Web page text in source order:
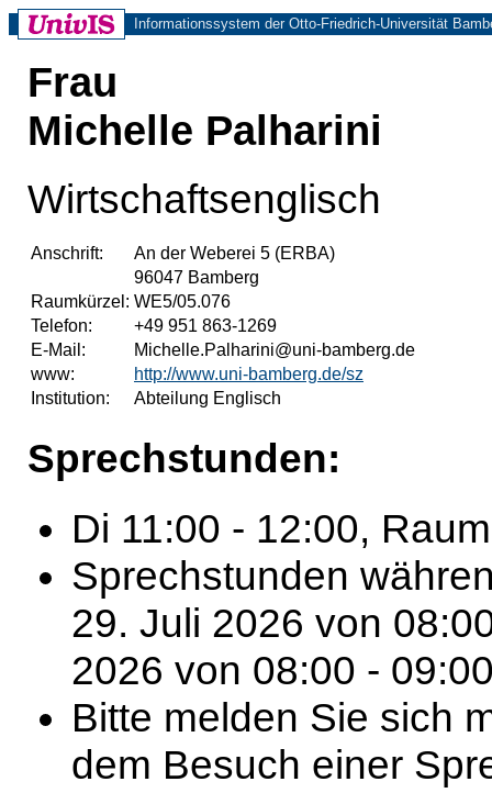
Informationssystem der Otto-Friedrich-Universität
Frau
Michelle Palharini
Wirtschaftsenglisch
Anschrift:
An der Weberei 5 (ERBA)
96047 Bamberg
Raumkürzel: WE5/05.076
Telefon:
+49 951 863-1269
E-Mail:
Michelle.Palharini@uni-bamberg.de
www:
http://www.uni-bamberg.de/sz
Institution:
Abteilung Englisch
Sprechstunden:
Di 11:00 - 12:00,
Sprechstunden
29. Juli 2026 von
2026 von 08:00 -
Bitte melden Sie sich
dem Besuch einer